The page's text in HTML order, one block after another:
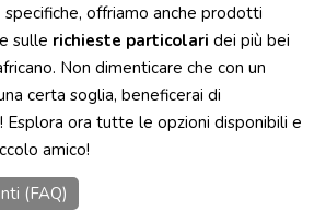
specifiche, offriamo anche prodotti
e sulle richieste particolari dei più bei
Non dimenticare che con un
certa soglia, beneficerai di
! Esplora ora tutte le opzioni disponibili e
amico!
(FAQ)